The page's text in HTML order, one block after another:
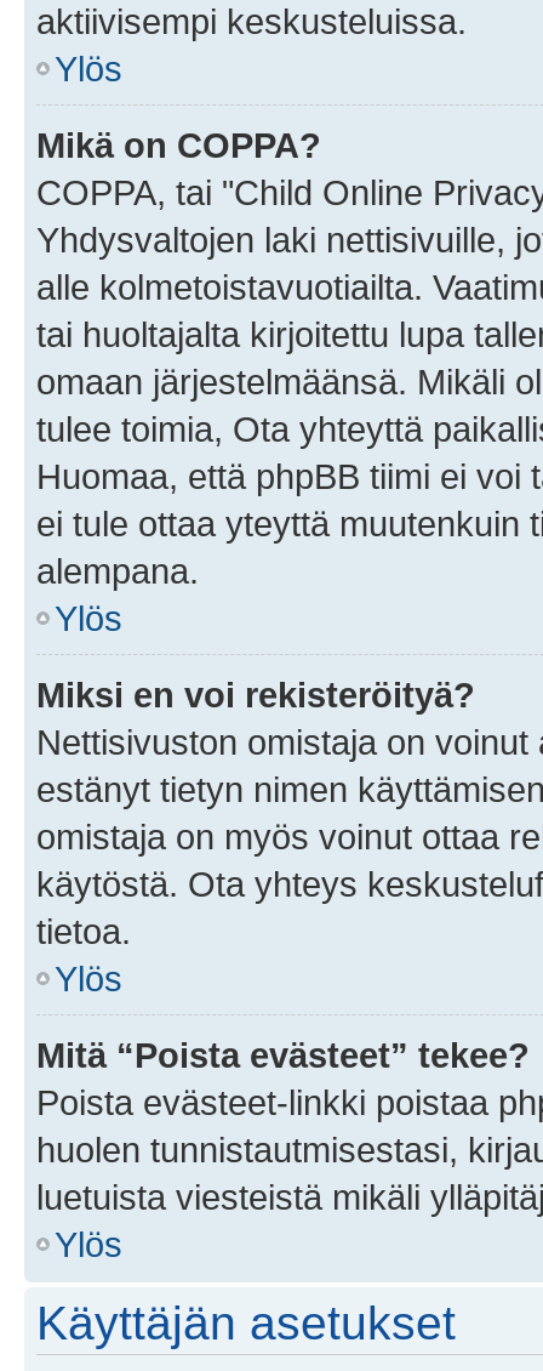
aktiivisempi keskusteluissa.
Ylös
Mikä on COPPA?
COPPA, tai "Child Online
Yhdysvaltojen laki nettisivuille,
alle kolmetoistavuotiailta.
tai huoltajalta kirjoitettu lupa
omaan järjestelmäänsä. Mikäli
tulee toimia, Ota yhteyttä
Huomaa, että phpBB tiimi ei
ei tule ottaa yteyttä muutenkuin
alempana.
Ylös
Miksi en voi rekisteröityä?
Nettisivuston omistaja on
estänyt tietyn nimen
omistaja on myös voinut ottaa
käytöstä. Ota yhteys
tietoa.
Ylös
Mitä “Poista evästeet” tekee?
Poista evästeet-linkki poistaa
huolen tunnistautmisestasi,
luetuista viesteistä mikäli
Ylös
Käyttäjän asetukset